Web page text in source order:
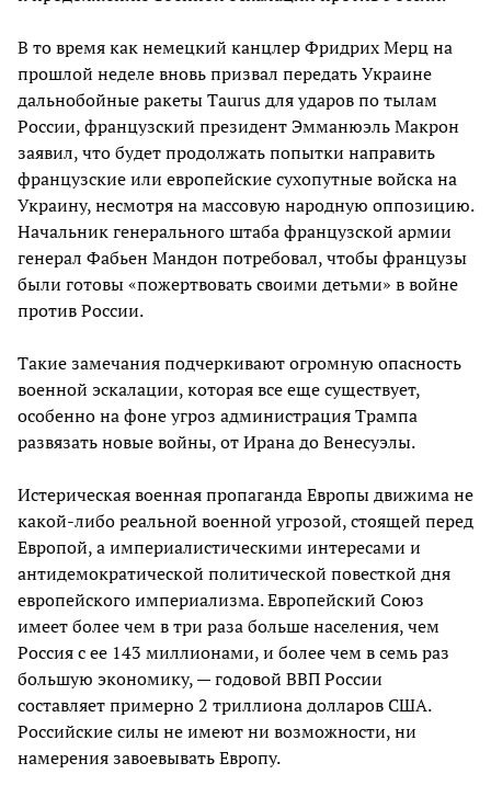
В то время как немецкий канцлер Фридрих Мерц на
прошлой неделе вновь призвал передать Украине
дальнобойные ракеты Taurus для ударов по тылам
России, французский президент Эмманюэль Макрон
заявил, что будет продолжать попытки направить
французские или европейские сухопутные войска на
Украину, несмотря на массовую народную оппозицию.
Начальник генерального штаба французской армии
генерал Фабьен Мандон потребовал, чтобы французы
были готовы «пожертвовать своими детьми» в войне
против России.
Такие замечания подчеркивают огромную опасность
военной эскалации, которая все еще существует,
особенно на фоне угроз администрация Трампа
развязать новые войны, от Ирана до Венесуэлы.
Истерическая военная пропаганда Европы движима не
какой-либо реальной военной угрозой, стоящей перед
Европой, а империалистическими интересами и
антидемократической политической повесткой дня
европейского империализма. Европейский Союз
имеет более чем в три раза больше населения, чем
Россия с ее 143 миллионами, и более чем в семь раз
большую экономику, — годовой ВВП России
составляет примерно 2 триллиона долларов США.
Российские силы не имеют ни возможности, ни
намерения завоевывать Европу.